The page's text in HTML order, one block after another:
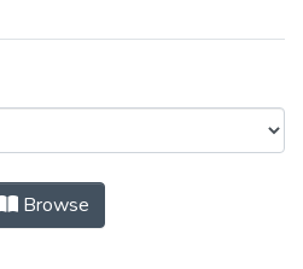
(КГПСПД) by Subject
Browse